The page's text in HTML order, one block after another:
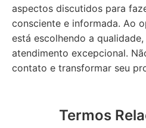
aspectos discutidos para
consciente e informada. Ao
está escolhendo a
atendimento excepcional.
contato e transformar seu
Termos